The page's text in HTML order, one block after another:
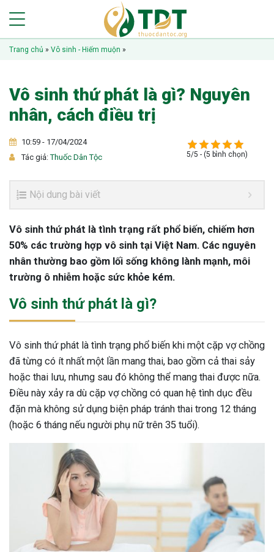
Trang chủ » Vô sinh - Hiếm muộn »
Vô sinh thứ phát là gì? Nguyên
nhân, cách điều trị
10:59 - 17/04/2024
Tác giả:Thuốc Dân Tộc 5/5 - (5 bình chọn)
Nội dung bài viết
Vô sinh thứ phát là tình trạng rất phổ biến, chiếm hơn
50% các trường hợp vô sinh tại Việt Nam. Các nguyên
nhân thường bao gồm lối sống không lành mạnh, môi
trường ô nhiễm hoặc sức khỏe kém.
Vô sinh thứ phát là gì?
Vô sinh thứ phát là tình trạng phổ biến khi một cặp vợ chồng
đã từng có ít nhất một lần mang thai, bao gồm cả thai sảy
hoặc thai lưu, nhưng sau đó không thể mang thai được nữa.
Điều này xảy ra dù cặp vợ chồng có quan hệ tình dục đều
đặn mà không sử dụng biện pháp tránh thai trong 12 tháng
(hoặc 6 tháng nếu người phụ nữ trên 35 tuổi).